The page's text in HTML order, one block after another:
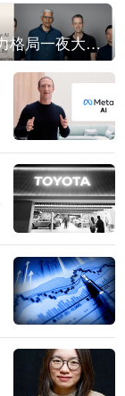
谷歌AI权力格局一夜大洗牌